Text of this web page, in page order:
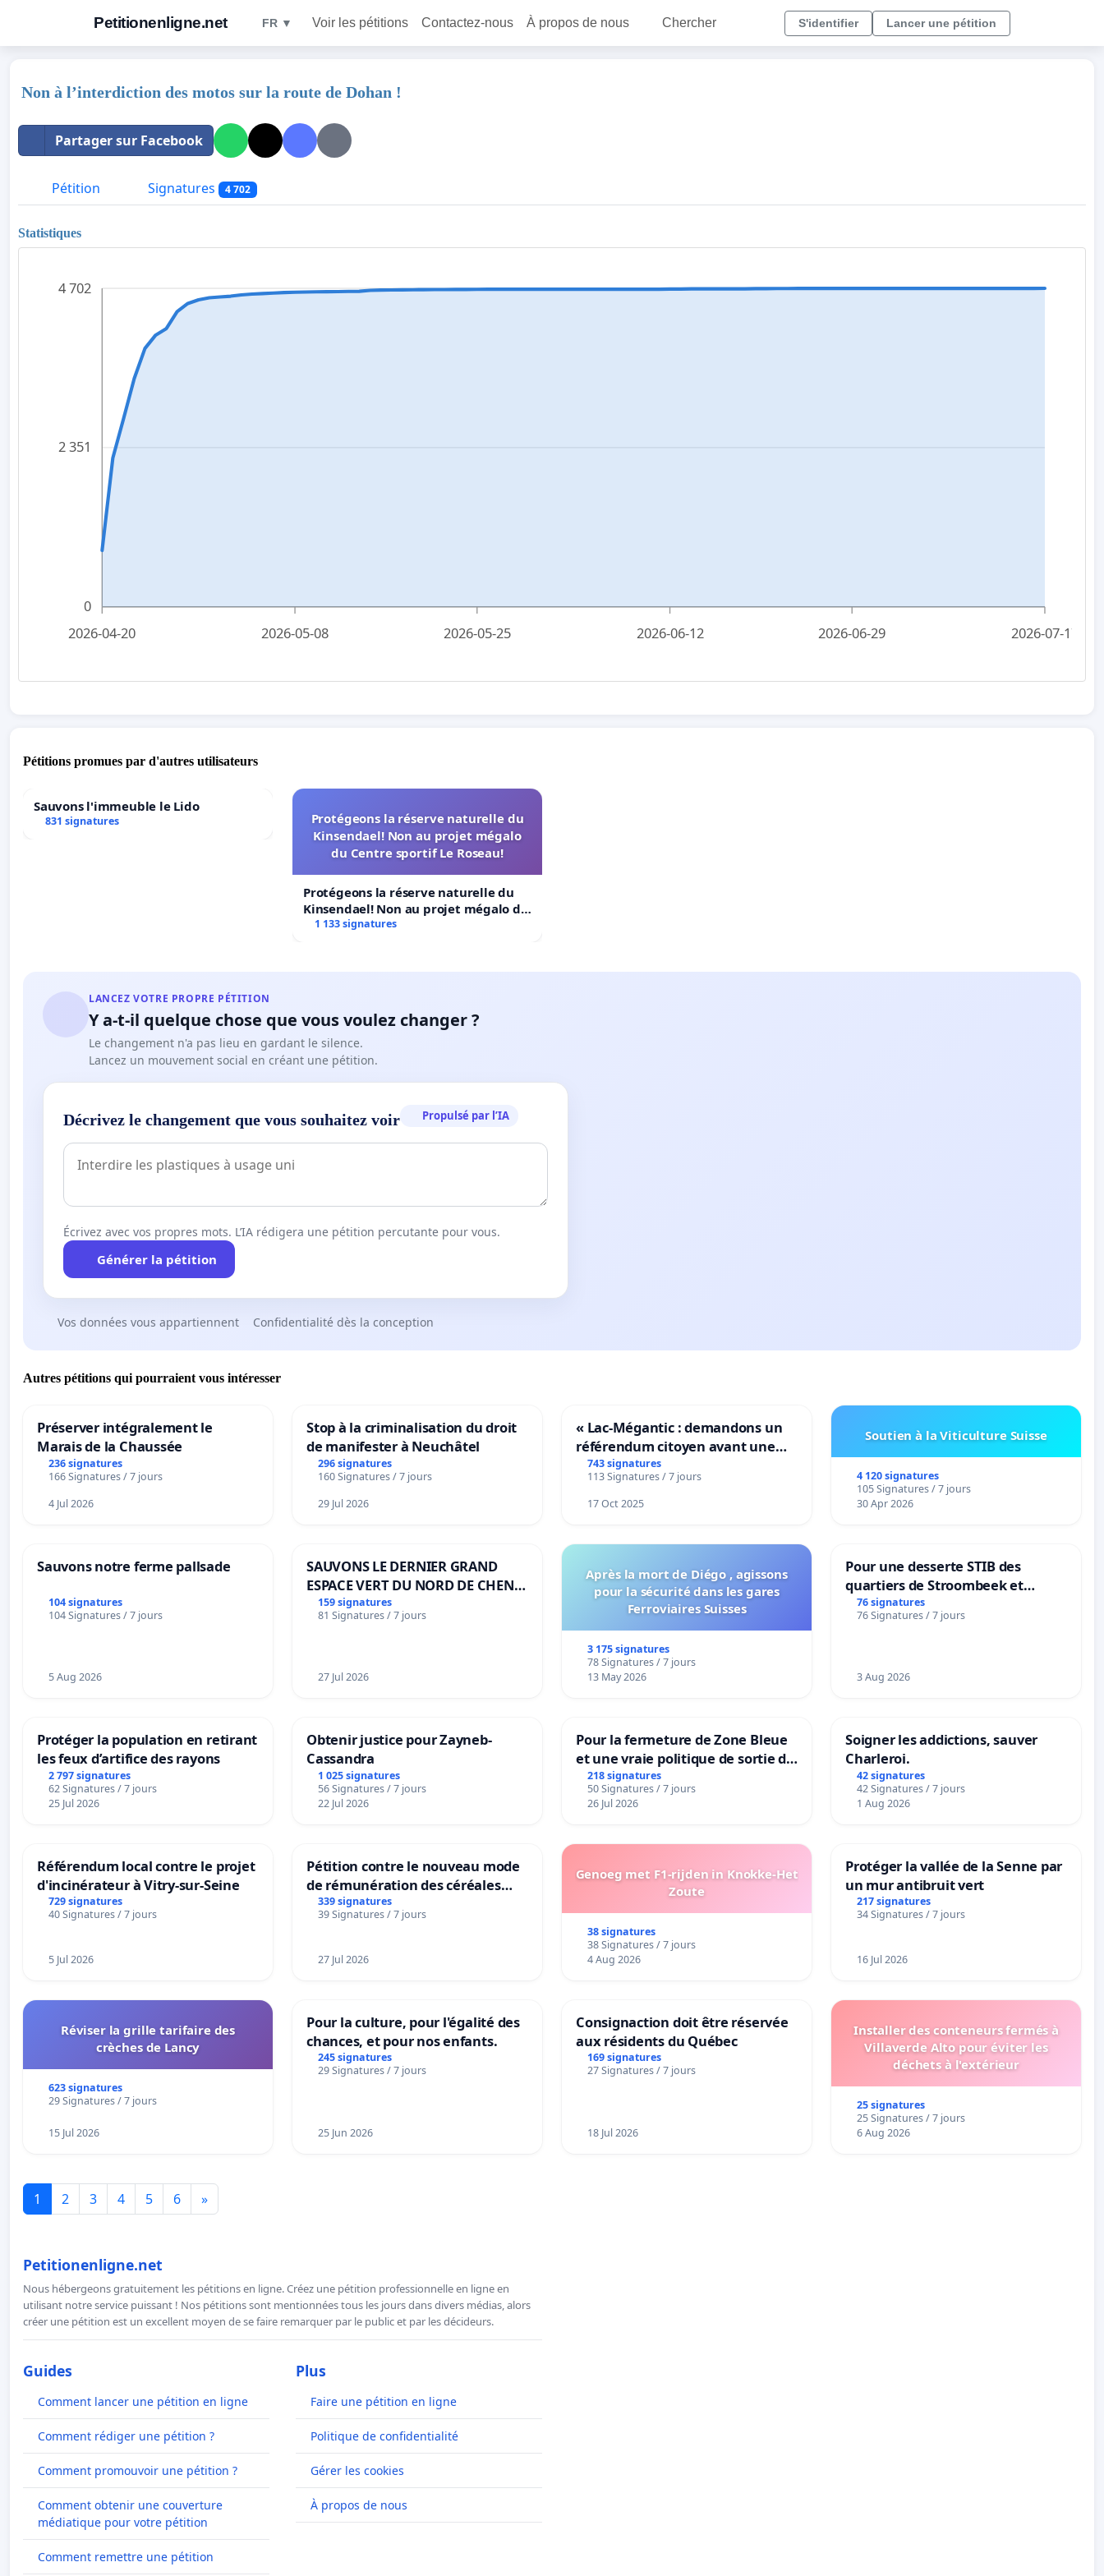
Petitionenligne.net FR ▼ Voir les pétitions Contactez-nous À propos de nous Chercher S'identifier Lancer une pétition
Non à l’interdiction des motos sur la route de Dohan !
Partager sur Facebook
Pétition Signatures 4 702
Statistiques
0
2 351
4 702
2026-04-20 2026-05-08 2026-05-25 2026-06-12 2026-06-29 2026-07-17
Pétitions promues par d'autres utilisateurs
Sauvons l'immeuble le Lido
831 signatures
Protégeons la réserve naturelle du
Kinsendael! Non au projet mégalo
du Centre sportif Le Roseau!
Protégeons la réserve naturelle du
Kinsendael! Non au projet mégalo du
Centre sportif Le Roseau!
1 133 signatures
LANCEZ VOTRE PROPRE PÉTITION
Y a-t-il quelque chose que vous voulez changer ?
Le changement n'a pas lieu en gardant le silence.
Lancez un mouvement social en créant une pétition.
Décrivez le changement que vous souhaitez voir Propulsé par l’IA
Écrivez avec vos propres mots. L’IA rédigera une pétition percutante pour vous.
Générer la pétition
Vos données vous appartiennent Confidentialité dès la conception
Autres pétitions qui pourraient vous intéresser
Préserver intégralement le
Marais de la Chaussée
236 signatures
166 Signatures / 7 jours
4 Jul 2026
Stop à la criminalisation du droit
de manifester à Neuchâtel
296 signatures
160 Signatures / 7 jours
29 Jul 2026
« Lac-Mégantic : demandons un
référendum citoyen avant une
transformation irréversible de
notre territoire »
743 signatures
113 Signatures / 7 jours
17 Oct 2025
Soutien à la Viticulture Suisse
4 120 signatures
105 Signatures / 7 jours
30 Apr 2026
Sauvons notre ferme pallsade
104 signatures
104 Signatures / 7 jours
5 Aug 2026
SAUVONS LE DERNIER GRAND
ESPACE VERT DU NORD DE CHENE-
BOUGERIES
159 signatures
81 Signatures / 7 jours
27 Jul 2026
Après la mort de Diégo , agissons
pour la sécurité dans les gares
Ferroviaires Suisses
3 175 signatures
78 Signatures / 7 jours
13 May 2026
Pour une desserte STIB des
quartiers de Stroombeek et
Beauval - Voor een MIVB-
bediening van de wijken
76 signatures
76 Signatures / 7 jours
3 Aug 2026
Protéger la population en retirant
les feux d’artifice des rayons
2 797 signatures
62 Signatures / 7 jours
25 Jul 2026
Obtenir justice pour Zayneb-
Cassandra
1 025 signatures
56 Signatures / 7 jours
22 Jul 2026
Pour la fermeture de Zone Bleue
et une vraie politique de sortie de
la dépendance
218 signatures
50 Signatures / 7 jours
26 Jul 2026
Soigner les addictions, sauver
Charleroi.
42 signatures
42 Signatures / 7 jours
1 Aug 2026
Référendum local contre le projet
d'incinérateur à Vitry-sur-Seine
729 signatures
40 Signatures / 7 jours
5 Jul 2026
Pétition contre le nouveau mode
de rémunération des céréales
panifiables de Swiss granum basé
sur la teneur en protéines
339 signatures
39 Signatures / 7 jours
27 Jul 2026
Genoeg met F1-rijden in Knokke-Het
Zoute
38 signatures
38 Signatures / 7 jours
4 Aug 2026
Protéger la vallée de la Senne par
un mur antibruit vert
217 signatures
34 Signatures / 7 jours
16 Jul 2026
Réviser la grille tarifaire des
crèches de Lancy
623 signatures
29 Signatures / 7 jours
15 Jul 2026
Pour la culture, pour l'égalité des
chances, et pour nos enfants.
245 signatures
29 Signatures / 7 jours
25 Jun 2026
Consignaction doit être réservée
aux résidents du Québec
169 signatures
27 Signatures / 7 jours
18 Jul 2026
Installer des conteneurs fermés à
Villaverde Alto pour éviter les
déchets à l'extérieur
25 signatures
25 Signatures / 7 jours
6 Aug 2026
1 2 3 4 5 6 »
Petitionenligne.net
Nous hébergeons gratuitement les pétitions en ligne. Créez une pétition professionnelle en ligne en
utilisant notre service puissant ! Nos pétitions sont mentionnées tous les jours dans divers médias, alors
créer une pétition est un excellent moyen de se faire remarquer par le public et par les décideurs.
Guides
Comment lancer une pétition en ligne
Comment rédiger une pétition ?
Comment promouvoir une pétition ?
Comment obtenir une couverture
médiatique pour votre pétition
Comment remettre une pétition
Plus
Faire une pétition en ligne
Politique de confidentialité
Gérer les cookies
À propos de nous